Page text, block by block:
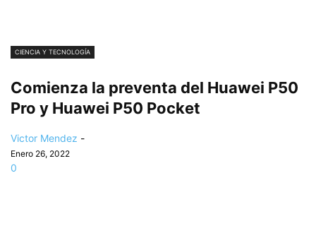
CIENCIA Y TECNOLOGÍA
Comienza la preventa del Huawei P50
Pro y Huawei P50 Pocket
Victor Mendez -
Enero 26, 2022
0